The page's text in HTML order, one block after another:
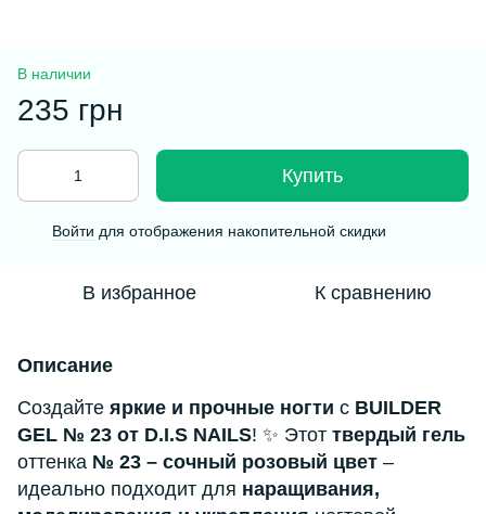
В наличии
235 грн
Купить
Войти для отображения накопительной скидки
В избранное К сравнению
Описание
Создайте яркие и прочные ногти с BUILDER
GEL № 23 от D.I.S NAILS! ✨ Этот твердый гель
оттенка № 23 – сочный розовый цвет –
идеально подходит для наращивания,